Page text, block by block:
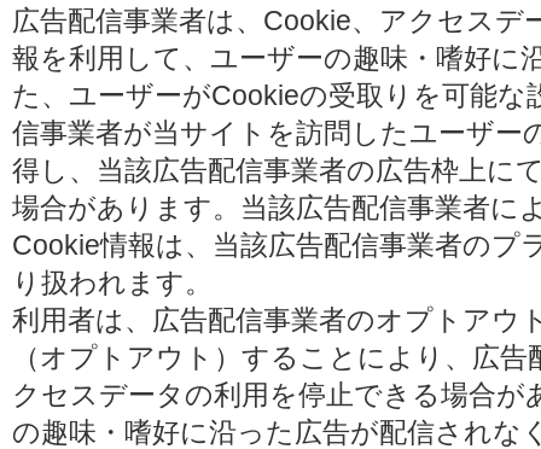
広告配信事業者は、Cookie、アクセスデ
報を利用して、ユーザーの趣味・嗜好に
た、ユーザーがCookieの受取りを可能
信事業者が当サイトを訪問したユーザー
得し、当該広告配信事業者の広告枠上に
場合があります。当該広告配信事業者に
Cookie情報は、当該広告配信事業者のプ
り扱われます。
利用者は、広告配信事業者のオプトアウ
（オプトアウト）することにより、広
クセスデータの利用を停止できる場合が
の趣味・嗜好に沿った広告が配信されな